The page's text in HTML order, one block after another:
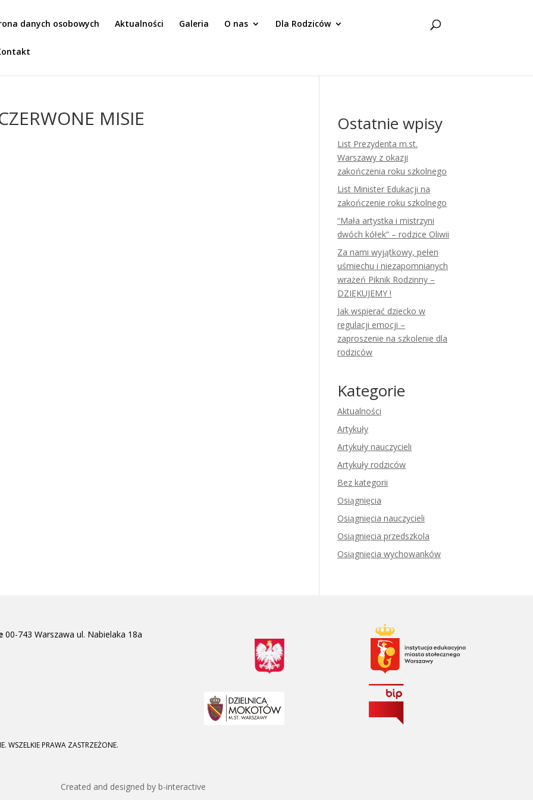
danych osobowych Aktualności Galeria O nas Dla Rodziców
MISIE Ostatnie wpisy
List Prezydenta m.st.
Warszawy z okazji
zakończenia roku szkolnego
List Minister Edukacji na
zakończenie roku szkolnego
“Mała artystka i mistrzyni
dwóch kółek” – rodzice Oliwii
Za nami wyjątkowy, pełen
uśmiechu i niezapomnianych
wrażeń Piknik Rodzinny –
DZIĘKUJEMY !
Jak wspierać dziecko w
regulacji emocji –
zaproszenie na szkolenie dla
rodziców
Kategorie
Aktualności
Artykuły
Artykuły nauczycieli
Artykuły rodziców
Bez kategorii
Osiągnięcia
Osiągnięcia nauczycieli
Osiągnięcia przedszkola
Osiągnięcia wychowanków
00-743 Warszawa ul. Nabielaka 18a
WSZELKIE PRAWA ZASTRZEŻONE.
Created and designed by b-interactive